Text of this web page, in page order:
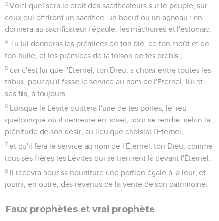
3 Voici quel sera le droit des sacrificateurs sur le peuple, sur
ceux qui offriront un sacrifice, un boeuf ou un agneau : on
donnera au sacrificateur l'épaule, les mâchoires et l'estomac.
4 Tu lui donneras les prémices de ton blé, de ton moût et de
ton huile, et les prémices de la toison de tes brebis ;
5 car c'est lui que l'Éternel, ton Dieu, a choisi entre toutes les
tribus, pour qu'il fasse le service au nom de l'Éternel, lui et
ses fils, à toujours.
6 Lorsque le Lévite quittera l'une de tes portes, le lieu
quelconque où il demeure en Israël, pour se rendre, selon la
plénitude de son désir, au lieu que choisira l'Éternel,
7 et qu'il fera le service au nom de l'Éternel, ton Dieu, comme
tous ses frères les Lévites qui se tiennent là devant l'Éternel,
8 il recevra pour sa nourriture une portion égale à la leur, et
jouira, en outre, des revenus de la vente de son patrimoine.
Faux prophètes et vrai prophète